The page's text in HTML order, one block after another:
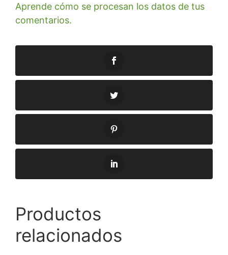
Aprende cómo se procesan los datos de tus
comentarios.
Productos
relacionados